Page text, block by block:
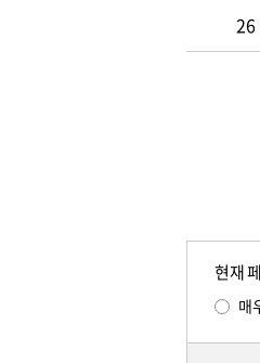
26
현재
매